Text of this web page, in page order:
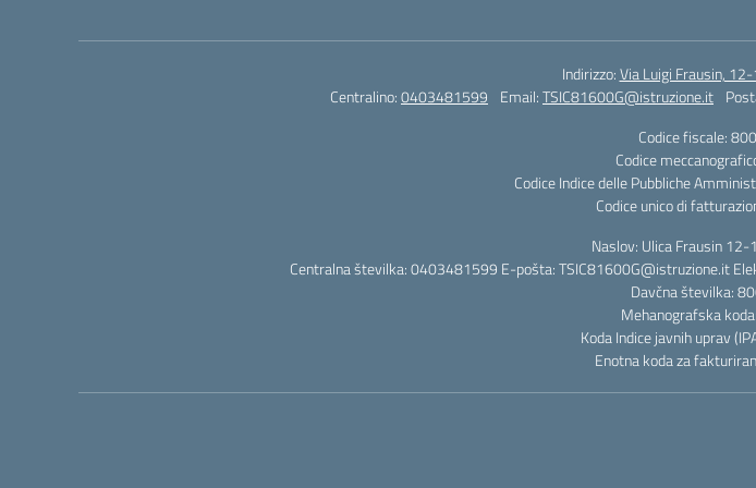
Indirizzo:Via Luigi Frausin,
Centralino:0403481599 Email:TSIC81600G@istruzione.it
Codice fiscale:
Codice
Codice Indice delle Pubbliche
Codice unico di
Naslov: Ulica Frausin
Centralna številka: 0403481599 E-pošta: TSIC81600G@istruzione.it
Davčna številka:
Mehanografska
Koda Indice javnih uprav
Enotna koda za